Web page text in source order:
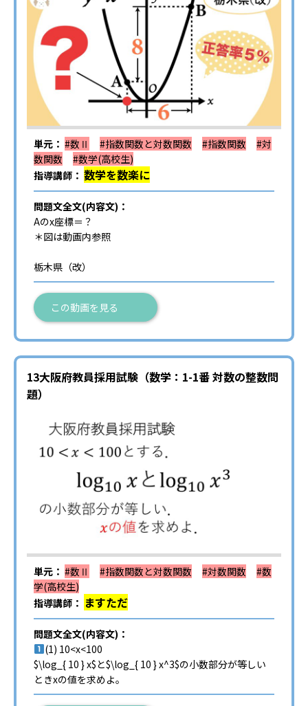
単元： #数Ⅱ #指数関数と対数関数 #指数関数
#対
数関数
#数学(高校生)
指導講師： 数学を数楽に
問題文全文(内容文)：
Aのx座標＝？
＊図は動画内参照
栃木県（改）
この動画を見る
13大阪府教員採用試験（数学：1-1番 対数の整数問
題）
単元： #数Ⅱ #指数関数と対数関数 #対数関数
#数
学(高校生)
指導講師： ますただ
問題文全文(内容文)：
(1) 10<x<100
$\log_{ 10 } x$と$\log_{ 10 } x^3$の小数部分が等しい
ときxの値を求めよ。